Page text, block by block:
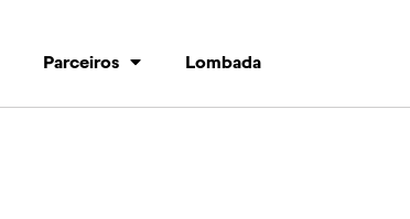
Parceiros Lombada